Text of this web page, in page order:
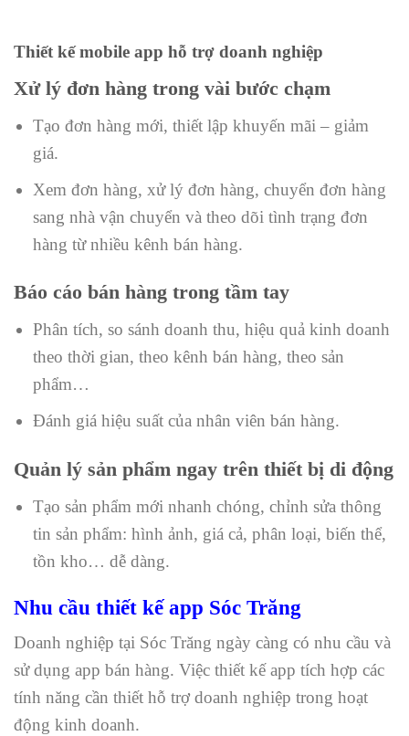
Thiết kế mobile app hỗ trợ doanh nghiệp
Xử lý đơn hàng trong vài bước chạm
Tạo đơn hàng mới, thiết lập khuyến mãi – giảm
giá.
Xem đơn hàng, xử lý đơn hàng, chuyển đơn hàng
sang nhà vận chuyển và theo dõi tình trạng đơn
hàng từ nhiều kênh bán hàng.
Báo cáo bán hàng trong tầm tay
Phân tích, so sánh doanh thu, hiệu quả kinh doanh
theo thời gian, theo kênh bán hàng, theo sản
phẩm…
Đánh giá hiệu suất của nhân viên bán hàng.
Quản lý sản phẩm ngay trên thiết bị di động
Tạo sản phẩm mới nhanh chóng, chỉnh sửa thông
tin sản phẩm: hình ảnh, giá cả, phân loại, biến thể,
tồn kho… dễ dàng.
Nhu cầu thiết kế app Sóc Trăng
Doanh nghiệp tại Sóc Trăng ngày càng có nhu cầu và
sử dụng app bán hàng. Việc thiết kế app tích hợp các
tính năng cần thiết hỗ trợ doanh nghiệp trong hoạt
động kinh doanh.